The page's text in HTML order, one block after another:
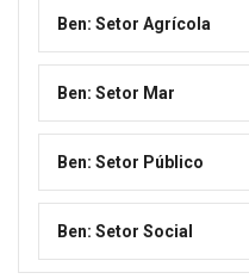
Ben: Setor Agrícola
Ben: Setor Mar
Ben: Setor Público
Ben: Setor Social